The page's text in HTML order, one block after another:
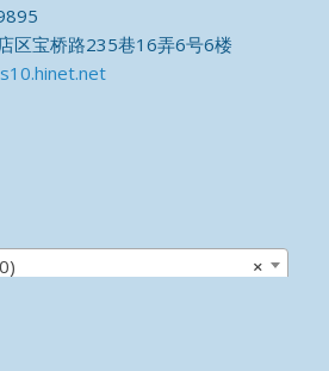
区宝桥路235巷16弄6号6楼
×